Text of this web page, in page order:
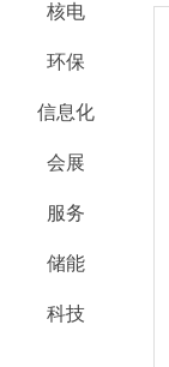
核电
环保
信息化
会展
服务
储能
科技